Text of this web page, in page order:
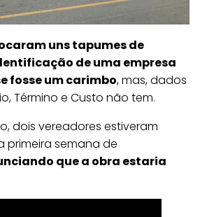
uns tapumes de
de uma empresa
fosse um carimbo, mas, dados
Término e Custo não tem.
dois vereadores estiveram
primeira semana de
que a obra estaria